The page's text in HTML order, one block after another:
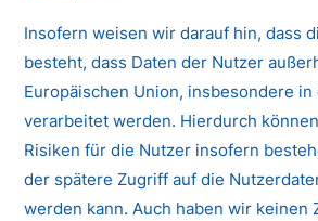
Insofern weisen wir darauf hin, dass
besteht, dass Daten der Nutzer
Europäischen Union, insbesondere in
verarbeitet werden. Hierdurch
Risiken für die Nutzer insofern
der spätere Zugriff auf die
werden kann. Auch haben wir keinen